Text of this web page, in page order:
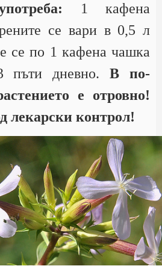
1 кафена
се вари в 0,5 л
се по 1 кафена чашка
пъти дневно.В по-
е отровно!
лекарски контрол!